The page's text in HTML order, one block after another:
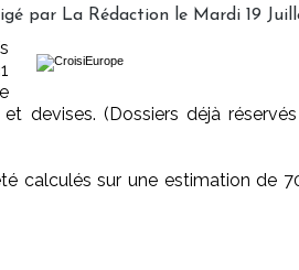
par La Rédaction le Mardi 19
devises. (Dossiers déjà
calculés sur une estimation de